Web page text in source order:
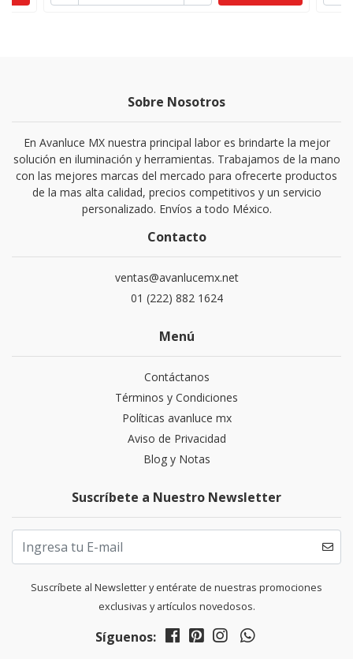
Sobre Nosotros
En Avanluce MX nuestra principal labor es brindarte la mejor
solución en iluminación y herramientas. Trabajamos de la mano
con las mejores marcas del mercado para ofrecerte productos
de la mas alta calidad, precios competitivos y un servicio
personalizado. Envíos a todo México.
Contacto
ventas@avanlucemx.net
01 (222) 882 1624
Menú
Contáctanos
Términos y Condiciones
Políticas avanluce mx
Aviso de Privacidad
Blog y Notas
Suscríbete a Nuestro Newsletter
Suscríbete al Newsletter y entérate de nuestras promociones
exclusivas y artículos novedosos.
Síguenos: